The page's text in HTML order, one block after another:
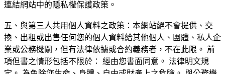
連結網站中的隱私權保護政策。
五、與第三人共用個人資料之政策：本網站絕不會提供、交
換、出租或出售任何您的個人資料給其他個人、團體、私人企
業或公務機關，但有法律依據或合約義務者，不在此限。 前
項但書之情形包括不限於： 經由您書面同意。 法律明文規